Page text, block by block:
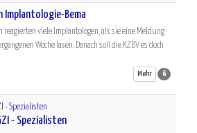
Implantologie-Bema
reagierten viele Implantologen, als sie eine Meldung
Woche lasen. Danach soll die KZBV es doch
Mehr 6
- Spezialisten